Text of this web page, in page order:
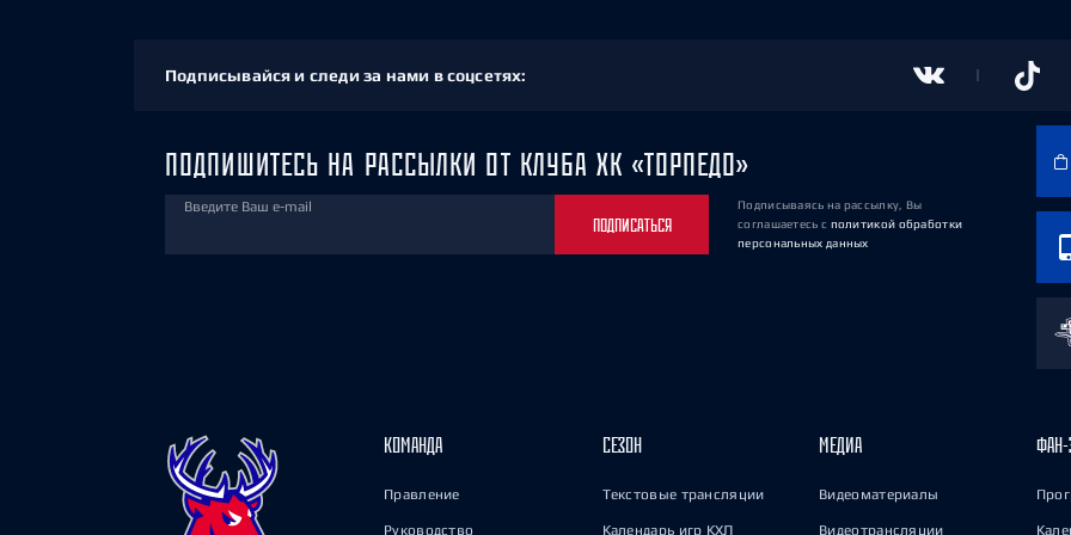
Подписывайся и следи за нами в соцсетях:
ПОДПИШИТЕСЬ НА РАССЫЛКИ ОТ КЛУБА ХК «ТОРПЕДО»
Введите Ваш e-mail
ПОДПИСАТЬСЯ
Подписываясь на рассылку, Вы
соглашаетесь с политикой обработки
персональных данных
КОМАНДА
Правление
Руководство
СЕЗОН
Текстовые трансляции
Календарь игр КХЛ
МЕДИА
Видеоматериалы
Видеотрансляции
ФАН-